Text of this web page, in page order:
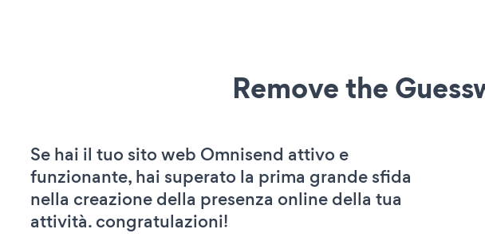
Remove the
Se hai il tuo sito web Omnisend attivo e
funzionante, hai superato la prima grande sfida
nella creazione della presenza online della tua
attività. congratulazioni!